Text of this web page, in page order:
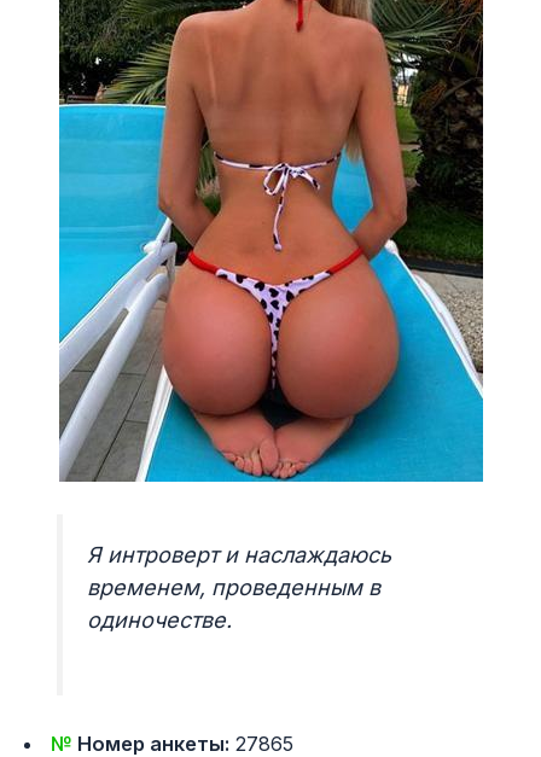
Я интроверт и наслаждаюсь
временем, проведенным в
одиночестве.
№ Номер анкеты: 27865